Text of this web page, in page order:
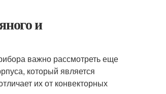
и
важно рассмотреть еще
который является
их от конвекторных